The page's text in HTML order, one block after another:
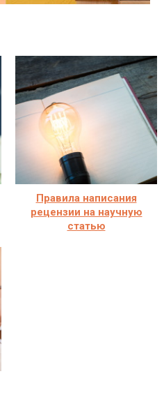
Правила написания
рецензии на научную
статью